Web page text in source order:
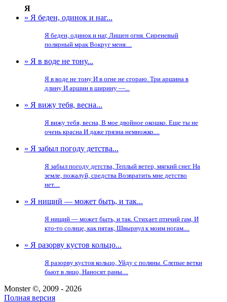
Я
» Я беден, одинок и наг...
Я беден, одинок и наг, Лишен огня. Сиреневый
полярный мрак Вокруг меня....
» Я в воде не тону...
Я в воде не тону И в огне не сгораю. Три аршина в
длину И аршин в ширину —...
» Я вижу тебя, весна...
Я вижу тебя, весна, В мое двойное окошко. Еще ты не
очень красна И даже грязна немножко....
» Я забыл погоду детства...
Я забыл погоду детства, Теплый ветер, мягкий снег. На
земле, пожалуй, средства Возвратить мне детство
нет....
» Я нищий — может быть, и так...
Я нищий — может быть, и так. Стихает птичий гам, И
кто-то солнце, как пятак, Швырнул к моим ногам....
» Я разорву кустов кольцо...
Я разорву кустов кольцо, Уйду с поляны. Слепые ветки
бьют в лицо, Наносят раны....
Monster ©, 2009 - 2026
Полная версия